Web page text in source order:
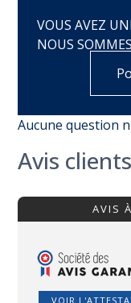
VOUS AVEZ
NOUS
Aucune question
Avis clients
AVIS
VOIR